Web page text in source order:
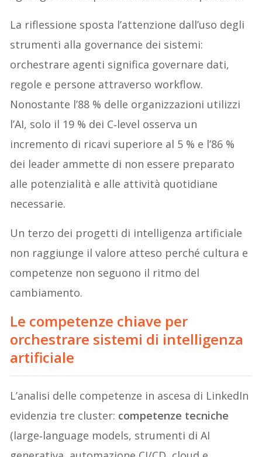
La riflessione sposta l’attenzione dall’uso degli
strumenti alla governance dei sistemi:
orchestrare agenti significa governare dati,
regole e persone attraverso workflow.
Nonostante l’88 % delle organizzazioni utilizzi
l’AI, solo il 19 % dei C‑level osserva un
incremento di ricavi superiore al 5 % e l’86 %
dei leader ammette di non essere preparato
alle potenzialità e alle attività quotidiane
necessarie.
Un terzo dei progetti di intelligenza artificiale
non raggiunge il valore atteso perché cultura e
competenze non seguono il ritmo del
cambiamento.
Le competenze chiave per
orchestrare sistemi di intelligenza
artificiale
L’analisi delle competenze in ascesa di LinkedIn
evidenzia tre cluster: competenze tecniche
(large‑language models, strumenti di AI